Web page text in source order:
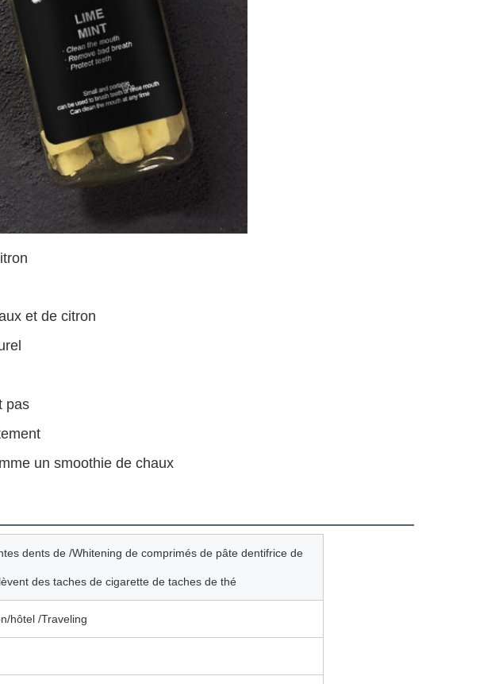
et de citron
pas
un smoothie de chaux
dents de /Whitening de comprimés de pâte dentifrice de
des taches de cigarette de taches de thé
hôtel /Traveling